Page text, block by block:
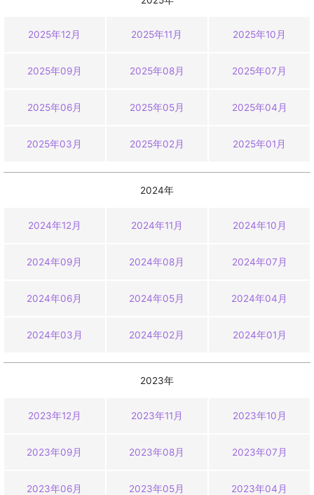
2025年12月 2025年11月 2025年10月
2025年09月 2025年08月 2025年07月
2025年06月 2025年05月 2025年04月
2025年03月 2025年02月 2025年01月
2024年
2024年12月 2024年11月 2024年10月
2024年09月 2024年08月 2024年07月
2024年06月 2024年05月 2024年04月
2024年03月 2024年02月 2024年01月
2023年
2023年12月 2023年11月 2023年10月
2023年09月 2023年08月 2023年07月
2023年06月 2023年05月 2023年04月